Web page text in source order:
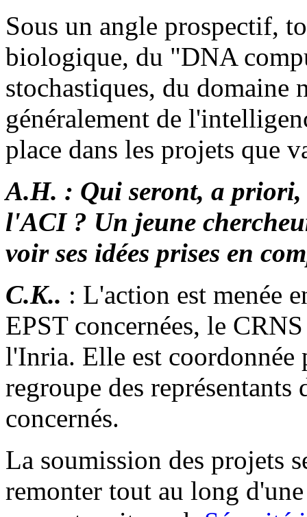
Sous un angle prospectif,
biologique, du "DNA
stochastiques, du domaine
généralement de
place dans les projets que
A.H. : Qui seront, a
l'ACI ? Un jeune
voir ses idées prises en
C.K.. : L'action est menée
EPST concernées, le
l'Inria. Elle est
regroupe des
concernés.
La soumission des projets
remonter tout au long